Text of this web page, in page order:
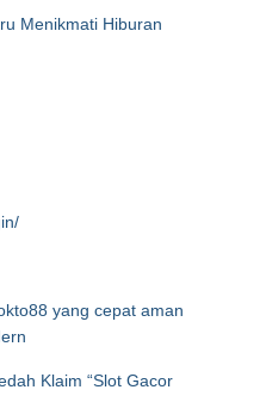
Menikmati Hiburan
yang cepat aman
Klaim “Slot Gacor